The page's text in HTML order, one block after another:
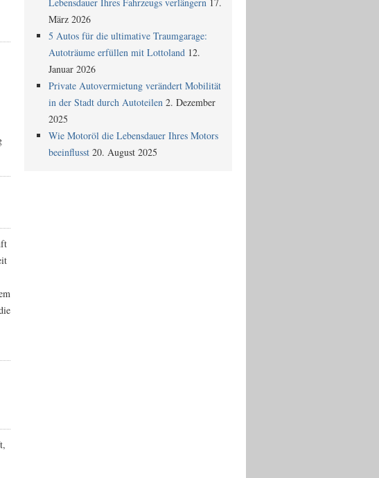
März 2026
5 Autos für die ultimative Traumgarage:
Autoträume erfüllen mit Lottoland 12.
Januar 2026
Private Autovermietung verändert Mobilität
in der Stadt durch Autoteilen 2. Dezember
2025
Wie Motoröl die Lebensdauer Ihres Motors
beeinflusst 20. August 2025